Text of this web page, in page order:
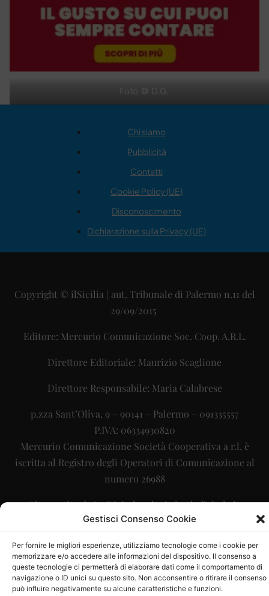
Gestisci Consenso Cookie
Per fornire le migliori esperienze, utilizziamo tecnologie come i cookie per
memorizzare e/o accedere alle informazioni del dispositivo. Il consenso a
queste tecnologie ci permetterà di elaborare dati come il comportamento di
navigazione o ID unici su questo sito. Non acconsentire o ritirare il consenso
può influire negativamente su alcune caratteristiche e funzioni.
Foto © D.G.
Chi siamo
Pubblicità
Contatti
Cookie Policy (UE)
Disconoscimento
Dichiarazione sulla Privacy (UE)
Copyright © ilSicilia | aut. Tribunale di Palermo n.11 del
29/09/2015
Editore: Mercurio Comunicazione Soc. Coop. A.R.L.
Direttore Editoriale: Maurizio Scaglione
Direttore Responsabile: Maria Calabrese
p.zza Sant’Oliva, 9 – 90141 – Palermo – 091335557
P.IVA: 06334930820
Mercurio Comunicazione Società Cooperativa a r.l. è
iscritta al Registro degli Operatori di Comunicazione al
numero 26988
Sito gestito daLa Digitale srl–info@ladigitale.it